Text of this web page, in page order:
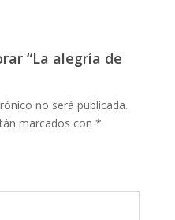
“La alegría de
no será publicada.
marcados con *